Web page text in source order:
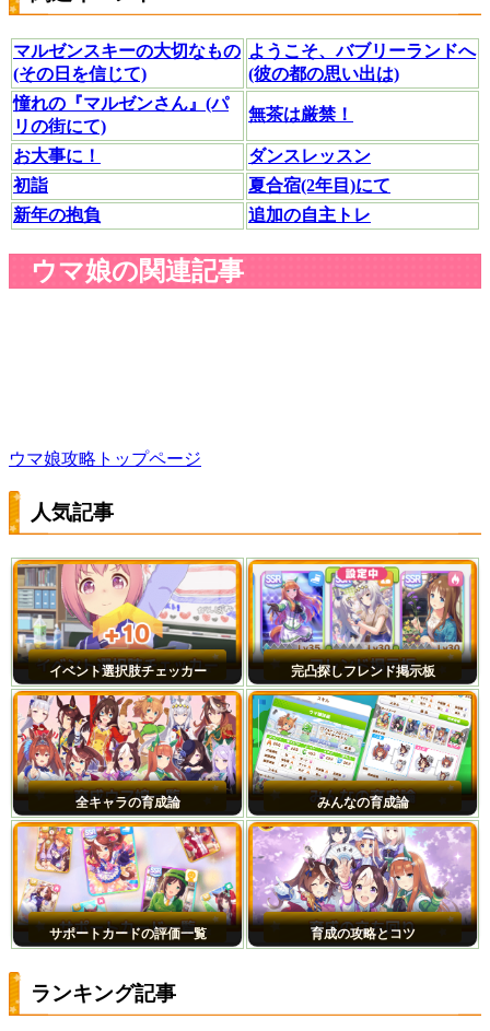
マルゼンスキーの大切なもの
(その日を信じて)
ようこそ、バブリーランドへ
(彼の都の思い出は)
憧れの『マルゼンさん』(パ
リの街にて)
無茶は厳禁！
お大事に！
ダンスレッスン
初詣
夏合宿(2年目)にて
新年の抱負
追加の自主トレ
ウマ娘の関連記事
ウマ娘攻略トップページ
人気記事
イベント選択肢チェッカー 完凸探しフレンド掲示板
全キャラの育成論 みんなの育成論
サポートカードの評価一覧 育成の攻略とコツ
ランキング記事